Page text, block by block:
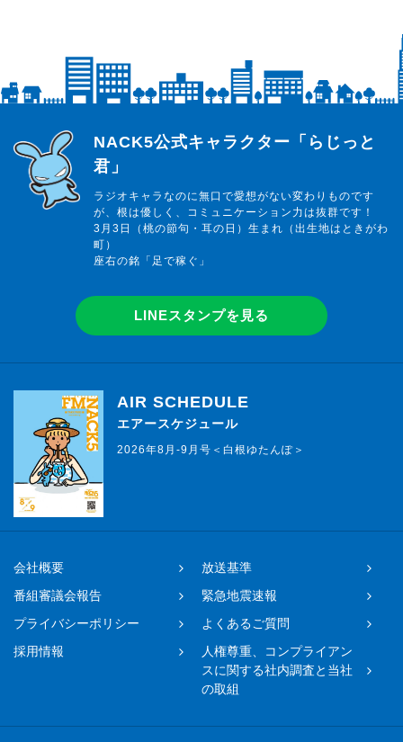
らじっと君
NACK5公式キャラクター「らじっと
君」
ラジオキャラなのに無口で愛想がない変わりものです
が、根は優しく、コミュニケーション力は抜群です！
3月3日（桃の節句・耳の日）生まれ（出生地はときがわ
町）
座右の銘「足で稼ぐ」
LINEスタンプを見る
AIR SCHEDULE
エアースケジュール
2026年8月-9月号＜白根ゆたんぽ＞
会社概要
放送基準
番組審議会報告
緊急地震速報
プライバシーポリシー
よくあるご質問
採用情報
人権尊重、コンプライアン
スに関する社内調査と当社
の取組